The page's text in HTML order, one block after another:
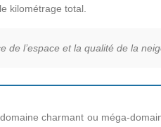
kilométrage total.
l’espace et la qualité de la
charmant ou méga-